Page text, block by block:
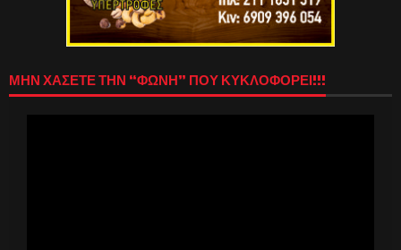
ΜΗΝ ΧΑΣΕΤΕ ΤΗΝ “ΦΩΝΗ” ΠΟΥ ΚΥΚΛΟΦΟΡΕΙ!!!